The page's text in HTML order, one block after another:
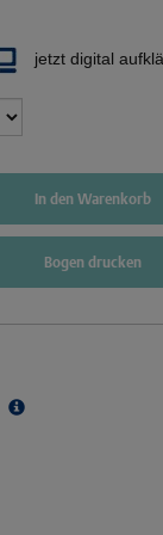
jetzt digital
In den Warenkorb
Bogen drucken